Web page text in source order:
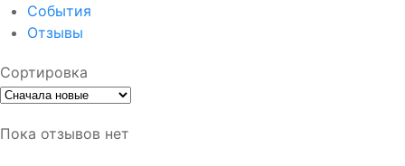
События
Отзывы
Сортировка
Пока отзывов нет